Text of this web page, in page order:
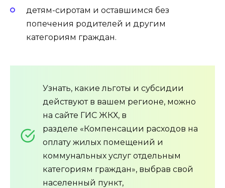
детям-сиротам и оставшимся без
попечения родителей и другим
категориям граждан.
Узнать, какие льготы и субсидии
действуют в вашем регионе, можно
на сайте ГИС ЖКХ, в
разделе «Компенсации расходов на
оплату жилых помещений и
коммунальных услуг отдельным
категориям граждан», выбрав свой
населенный пункт,